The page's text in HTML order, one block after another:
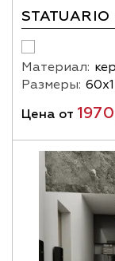
STATUARIO
Материал:
Размеры:
Цена от 1970